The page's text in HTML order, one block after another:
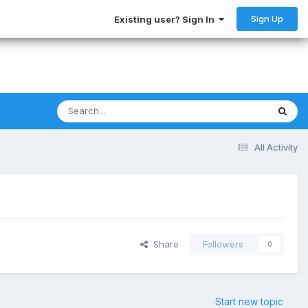
Existing user? Sign In Sign Up
All Activity
Share Followers 0
Start new topic